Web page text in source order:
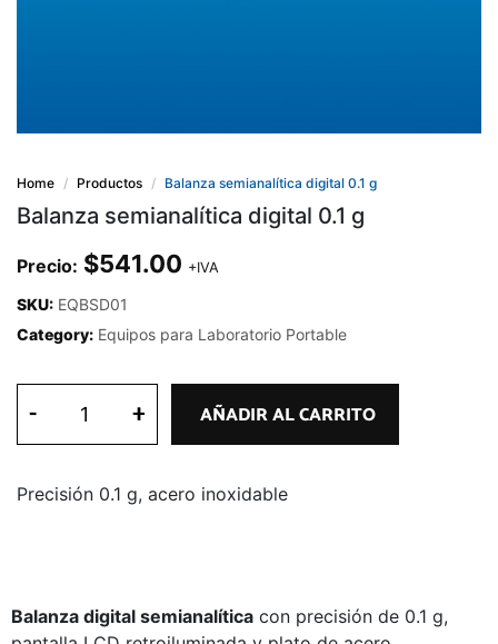
Home Productos Balanza semianalítica digital 0.1 g
Balanza semianalítica digital 0.1 g
Precio: $541.00 +IVA
SKU: EQBSD01
Category: Equipos para Laboratorio Portable
- + AÑADIR AL CARRITO
Precisión 0.1 g, acero inoxidable
Balanza digital semianalítica con precisión de 0.1 g,